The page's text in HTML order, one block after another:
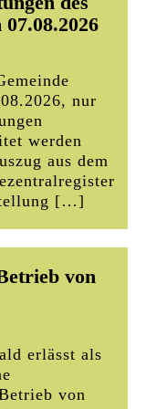
Textilien
entsorgt
gibt es
und Mäntel
Stoffbeutel
und
nur
werden
aus dem
[…]
von
erlässt als
von